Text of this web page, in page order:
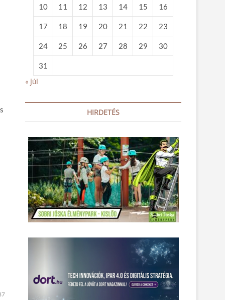
10 11 12 13 14 15 16
17 18 19 20 21 22 23
24 25 26 27 28 29 30
31
« júl
HIRDETÉS